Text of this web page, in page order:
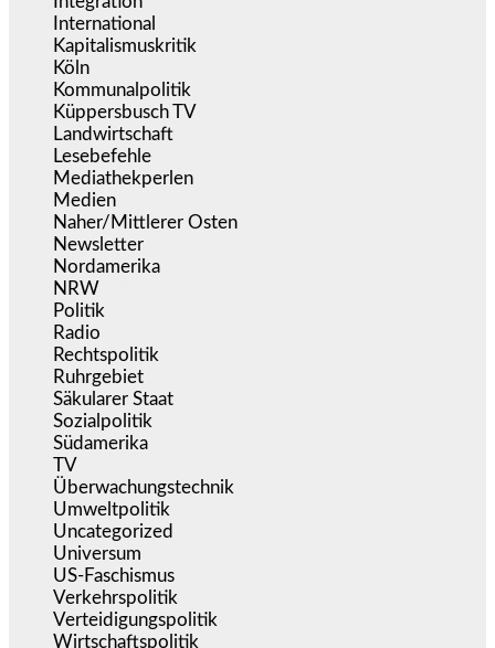
International
Kapitalismuskritik
Köln
Kommunalpolitik
Küppersbusch TV
Landwirtschaft
Lesebefehle
Mediathekperlen
Medien
Naher/Mittlerer Osten
Newsletter
Nordamerika
NRW
Politik
Radio
Rechtspolitik
Ruhrgebiet
Säkularer Staat
Sozialpolitik
Südamerika
TV
Überwachungstechnik
Umweltpolitik
Uncategorized
Universum
US-Faschismus
Verkehrspolitik
Verteidigungspolitik
Wirtschaftspolitik